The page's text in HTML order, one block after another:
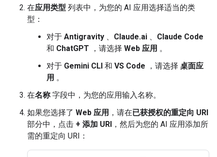
在应用类型 列表中，为您的 AI 应用选择适当的类
型：
对于 Antigravity 、 Claude.ai 、 Claude Code
和 ChatGPT ，请选择 Web 应用 。
对于 Gemini CLI 和 VS Code ，请选择 桌面应
用 。
在名称字段中，为您的应用输入名称。
如果您选择了 Web 应用 ，请在已获授权的重定向 URI
部分中，点击 + 添加 URI ，然后为您的 AI 应用添加所
需的重定向 URI：